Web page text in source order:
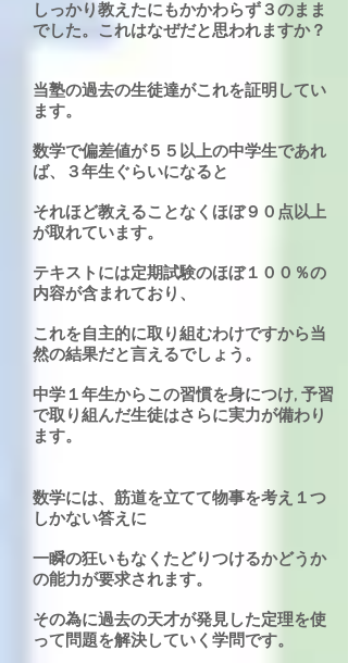
しっかり教えたにもかかわらず３のまま
でした。これはなぜだと思われますか？
当塾の過去の生徒達がこれを証明してい
ます。
数学で偏差値が５５以上の中学生であれ
ば、３年生ぐらいになると
それほど教えることなくほぼ９０点以上
が取れています。
テキストには定期試験のほぼ１００％の
内容が含まれており、
これを自主的に取り組むわけですから当
然の結果だと言えるでしょう。
中学１年生からこの習慣を身につけ, 予習
で取り組んだ生徒はさらに実力が備わり
ます。
数学には、筋道を立てて物事を考え１つ
しかない答えに
一瞬の狂いもなくたどりつけるかどうか
の能力が要求されます。
その為に過去の天才が発見した定理を使
って問題を解決していく学問です。